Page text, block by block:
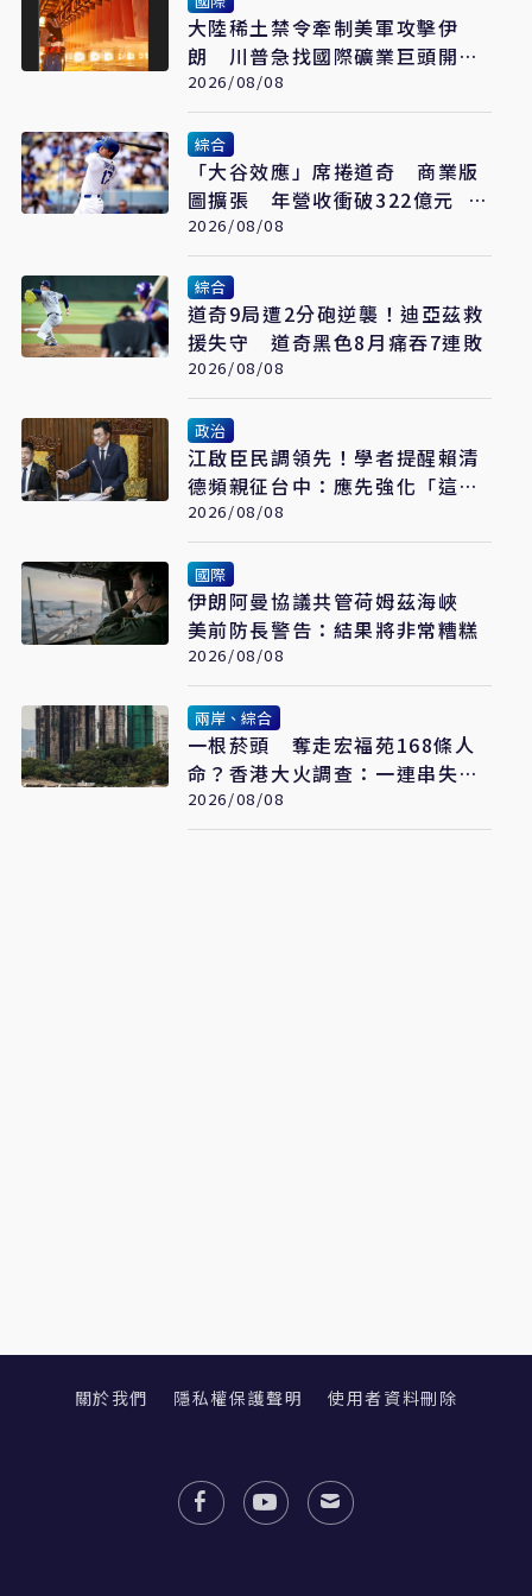
大陸稀土禁令牽制美軍攻擊伊
朗 川普急找國際礦業巨頭開會
反制
2026/08/08
綜合
「大谷效應」席捲道奇 商業版
圖擴張 年營收衝破322億元 只
是起點
2026/08/08
綜合
道奇9局遭2分砲逆襲！迪亞茲救
援失守 道奇黑色8月痛吞7連敗
2026/08/08
政治
江啟臣民調領先！學者提醒賴清
德頻親征台中：應先強化「這部
分」
2026/08/08
國際
伊朗阿曼協議共管荷姆茲海峽
美前防長警告：結果將非常糟糕
2026/08/08
兩岸、綜合
一根菸頭 奪走宏福苑168條人
命？香港大火調查：一連串失守
的防線
2026/08/08
關於我們 隱私權保護聲明 使用者資料刪除